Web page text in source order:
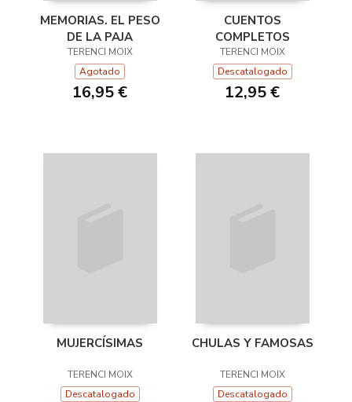
MEMORIAS. EL PESO
DE LA PAJA
TERENCI MOIX
Agotado
16,95 €
CUENTOS
COMPLETOS
TERENCI MOIX
Descatalogado
12,95 €
MUJERCÍSIMAS
TERENCI MOIX
Descatalogado
CHULAS Y FAMOSAS
TERENCI MOIX
Descatalogado